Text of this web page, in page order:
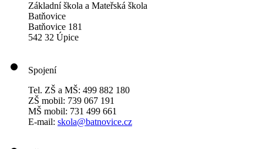
Základní škola a Mateřská škola
Batňovice
Batňovice 181
542 32 Úpice
Spojení
Tel. ZŠ a MŠ: 499 882 180
ZŠ mobil: 739 067 191
MŠ mobil: 731 499 661
E-mail: skola@batnovice.cz